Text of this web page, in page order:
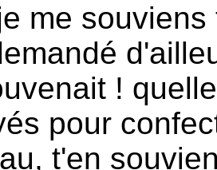
me
!
pour
t'en